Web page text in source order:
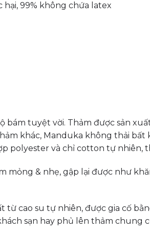
99% không chứa latex
bám tuyệt vời. Thảm được sản
khác, Manduka không thải
polyester và chỉ cotton tự
mỏng & nhẹ, gập lại được như
cao su tự nhiên, được gia cố
sạn hay phủ lên thảm chung